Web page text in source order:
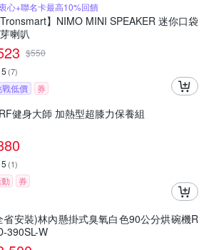
心+聯名卡最高10%回饋
Tronsmart】NIMO MINI SPEAKER 迷你口袋
喇叭
$550
5 (7)
戰低價 券
健身大師 加熱型超膝力保養組
5 (1)
券
省安裝)林內懸掛式臭氧白色90公分烘碗機R
390SL-W